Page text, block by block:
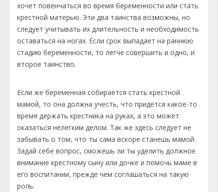
хочет повенчаться во время беременности или стать
крестной матерью. Эти два таинства возможны, но
следует учитывать их длительность и необходимость
оставаться на ногах. Если срок выпадает на раннюю
стадию беременности, то легче совершить и одно, и
второе таинство.
Если же беременная собирается стать крестной
мамой, то она должна учесть, что придется какое-то
время держать крестника на руках, а это может
оказаться нелегким делом. Так же здесь следует не
забывать о том, что ты сама вскоре станешь мамой.
Задай себе вопрос, сможешь ли ты уделить должное
внимание крестному сыну или дочке и помочь маме в
его воспитании, прежде чем соглашаться на такую
роль.